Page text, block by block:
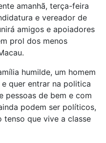
amanhã, terça-feira
e vereador de
amigos e apoiadores
prol dos menos
humilde, um homem
quer entrar na politica
pessoas de bem e com
podem ser políticos,
tenso que vive a classe